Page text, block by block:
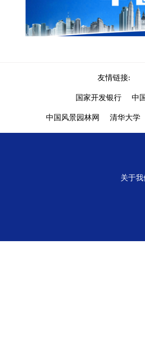
友情链接:
国家开发银行 中
中国风景园林网 清华大学
关于我